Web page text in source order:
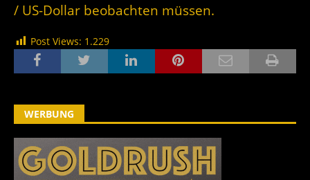
/ US-Dollar beobachten müssen.
Post Views: 1.229
WERBUNG